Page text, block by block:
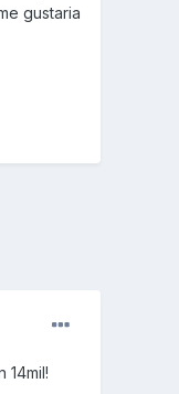
gustaria
14mil!